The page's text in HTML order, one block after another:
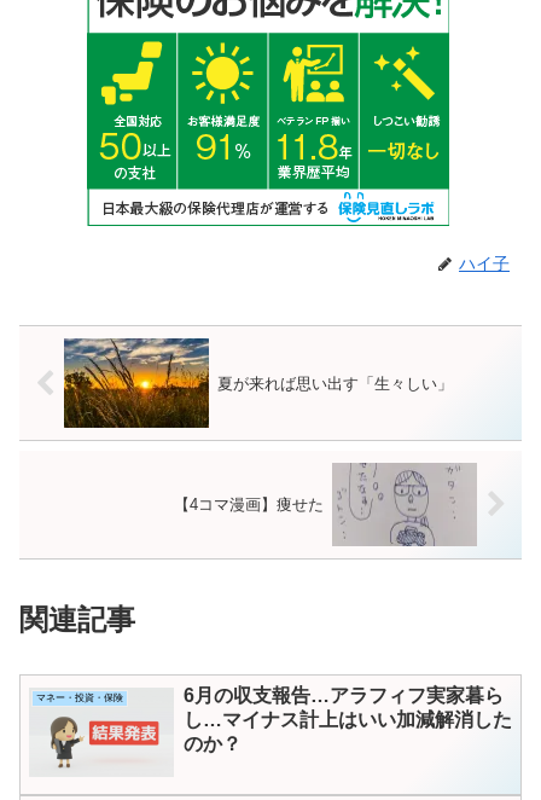
ハイ子
夏が来れば思い出す「生々しい」
【4コマ漫画】痩せた
関連記事
マネー・投資・保険
6月の収支報告…アラフィフ実家暮ら
し…マイナス計上はいい加減解消した
のか？